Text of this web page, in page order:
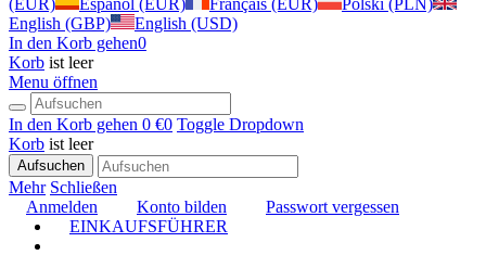
(EUR)
Español (EUR) Français (EUR)
Polski (PLN)
English (GBP)
English (USD)
In den Korb gehen0
Korb ist leer
Menu öffnen
In den Korb gehen 0 €0 Toggle Dropdown
Korb ist leer
Aufsuchen
Mehr Schließen
Anmelden
Konto bilden
Passwort vergessen
EINKAUFSFÜHRER